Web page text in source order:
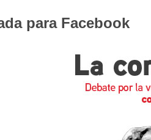
para Facebook